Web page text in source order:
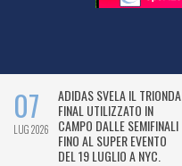
07
LUG 2026
ADIDAS SVELA IL TRIONDA
FINAL UTILIZZATO IN
CAMPO DALLE SEMIFINALI
FINO AL SUPER EVENTO
DEL 19 LUGLIO A NYC.